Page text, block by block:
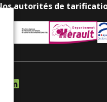
autorités de
LinkedIn